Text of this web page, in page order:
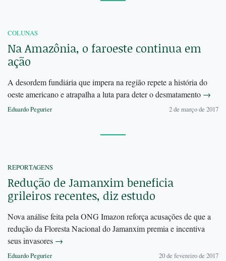
COLUNAS
Na Amazônia, o faroeste continua em
ação
A desordem fundiária que impera na região repete a história do
oeste americano e atrapalha a luta para deter o desmatamento →
Eduardo Pegurier 2 de março de 2017
REPORTAGENS
Redução de Jamanxim beneficia
grileiros recentes, diz estudo
Nova análise feita pela ONG Imazon reforça acusações de que a
redução da Floresta Nacional do Jamanxim premia e incentiva
seus invasores →
Eduardo Pegurier 20 de fevereiro de 2017